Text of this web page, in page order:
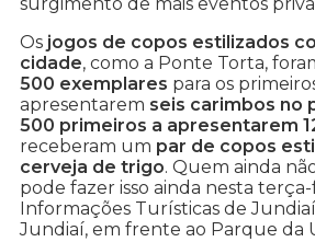
Os jogos de copos estilizados
cidade, como a Ponte Torta,
500 exemplares para os
apresentarem seis carimbos no
500 primeiros a apresentarem
receberam um par de copos
cerveja de trigo. Quem ainda
pode fazer isso ainda nesta
Informações Turísticas de
Jundiaí, em frente ao Parque da